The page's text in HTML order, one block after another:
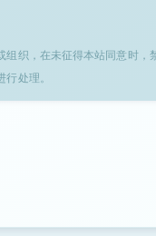
织，在未征得本站同意时，
处理。